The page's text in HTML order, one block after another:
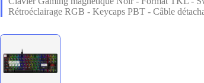
était :
179,90 €.
est :
149,90 €.
Rétroéclairage RGB - Keycaps PBT - Câble